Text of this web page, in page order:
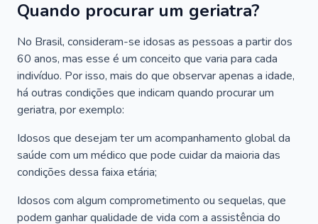
Quando procurar um geriatra?
No Brasil, consideram-se idosas as pessoas a partir dos
60 anos, mas esse é um conceito que varia para cada
indivíduo. Por isso, mais do que observar apenas a idade,
há outras condições que indicam quando procurar um
geriatra, por exemplo:
Idosos que desejam ter um acompanhamento global da
saúde com um médico que pode cuidar da maioria das
condições dessa faixa etária;
Idosos com algum comprometimento ou sequelas, que
podem ganhar qualidade de vida com a assistência do